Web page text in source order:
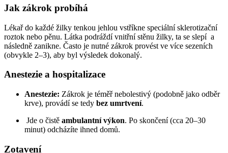
Jak zákrok probíhá
Lékař do každé žilky tenkou jehlou vstříkne speciální sklerotizační
roztok nebo pěnu. Látka podráždí vnitřní stěnu žilky, ta se slepí a
následně zanikne. Často je nutné zákrok provést ve více sezeních
(obvykle 2–3), aby byl výsledek dokonalý.
Anestezie a hospitalizace
Anestezie: Zákrok je téměř nebolestivý (podobně jako odběr
krve), provádí se tedy bez umrtvení.
Jde o čistě ambulantní výkon. Po skončení (cca 20–30
minut) odcházíte ihned domů.
Zotavení